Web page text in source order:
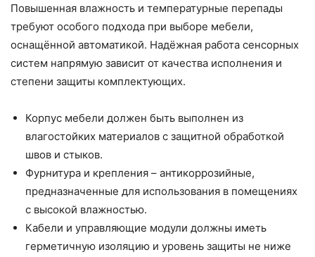
Повышенная влажность и температурные перепады
требуют особого подхода при выборе мебели,
оснащённой автоматикой. Надёжная работа сенсорных
систем напрямую зависит от качества исполнения и
степени защиты комплектующих.
Корпус мебели должен быть выполнен из
влагостойких материалов с защитной обработкой
швов и стыков.
Фурнитура и крепления – антикоррозийные,
предназначенные для использования в помещениях
с высокой влажностью.
Кабели и управляющие модули должны иметь
герметичную изоляцию и уровень защиты не ниже